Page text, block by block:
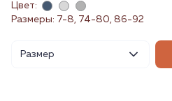
Цвет:
Размеры: 7-8, 74-80, 86-92
Размер